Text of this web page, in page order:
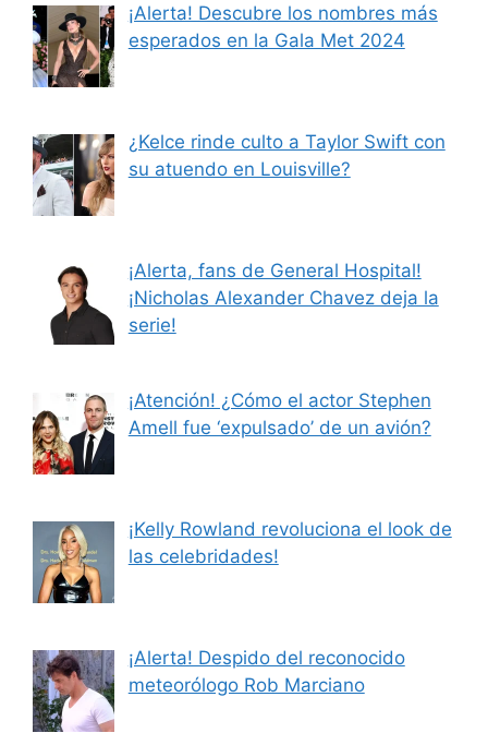
¡Alerta! Descubre los nombres más
esperados en la Gala Met 2024
¿Kelce rinde culto a Taylor Swift con
su atuendo en Louisville?
¡Alerta, fans de General Hospital!
¡Nicholas Alexander Chavez deja la
serie!
¡Atención! ¿Cómo el actor Stephen
Amell fue ‘expulsado’ de un avión?
¡Kelly Rowland revoluciona el look de
las celebridades!
¡Alerta! Despido del reconocido
meteorólogo Rob Marciano